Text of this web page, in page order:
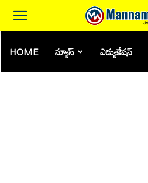
HOME న్యూస్ ఎడ్యుకేషన్